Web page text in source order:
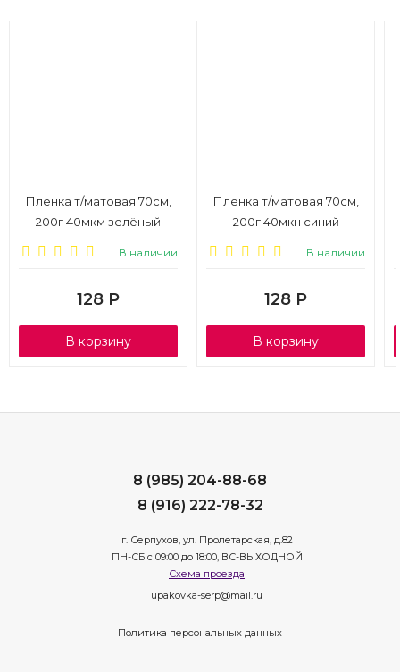
Пленка т/матовая 70см,
200г 40мкм зелёный
В наличии
128 Р
В корзину
Пленка т/матовая 70см,
200г 40мкн синий
В наличии
128 Р
В корзину
8 (985) 204-88-68
8 (916) 222-78-32
г. Серпухов, ул. Пролетарская, д.82
ПН-СБ с 09:00 до 18:00, ВС-ВЫХОДНОЙ
Схема проезда
upakovka-serp@mail.ru
Политика персональных данных